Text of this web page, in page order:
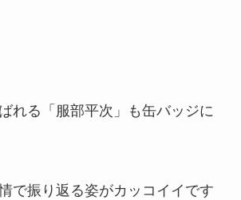
れる「服部平次」も缶バッジに
で振り返る姿がカッコイイです